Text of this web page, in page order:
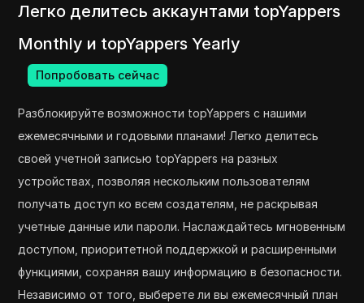
Легко делитесь аккаунтами topYappers
Monthly и topYappers Yearly
Попробовать сейчас
Разблокируйте возможности topYappers с нашими
ежемесячными и годовыми планами! Легко делитесь
своей учетной записью topYappers на разных
устройствах, позволяя нескольким пользователям
получать доступ ко всем создателям, не раскрывая
учетные данные или пароли. Наслаждайтесь мгновенным
доступом, приоритетной поддержкой и расширенными
функциями, сохраняя вашу информацию в безопасности.
Независимо от того, выберете ли вы ежемесячный план